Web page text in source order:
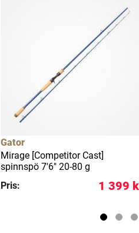
Bättre priser, fri frakt på
Gator
Mirage [Competitor Cast]
spinnspö 7'6" 20-80 g
Pris:
1 399